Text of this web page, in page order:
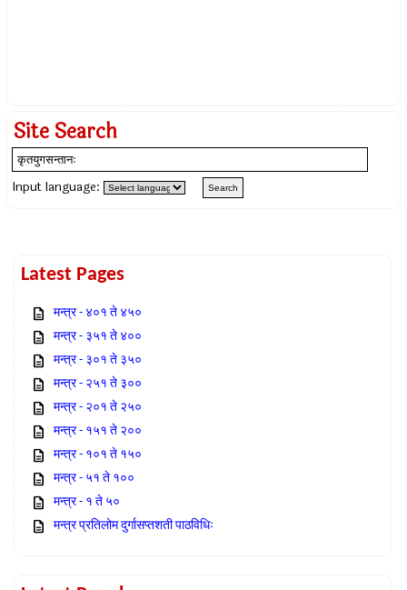
Site Search
Input language:
Latest Pages
मन्त्र - ४०१ ते ४५०
मन्त्र - ३५१ ते ४००
मन्त्र - ३०१ ते ३५०
मन्त्र - २५१ ते ३००
मन्त्र - २०१ ते २५०
मन्त्र - १५१ ते २००
मन्त्र - १०१ ते १५०
मन्त्र - ५१ ते १००
मन्त्र - १ ते ५०
मन्त्र प्रतिलोम दुर्गासप्तशती पाठविधिः